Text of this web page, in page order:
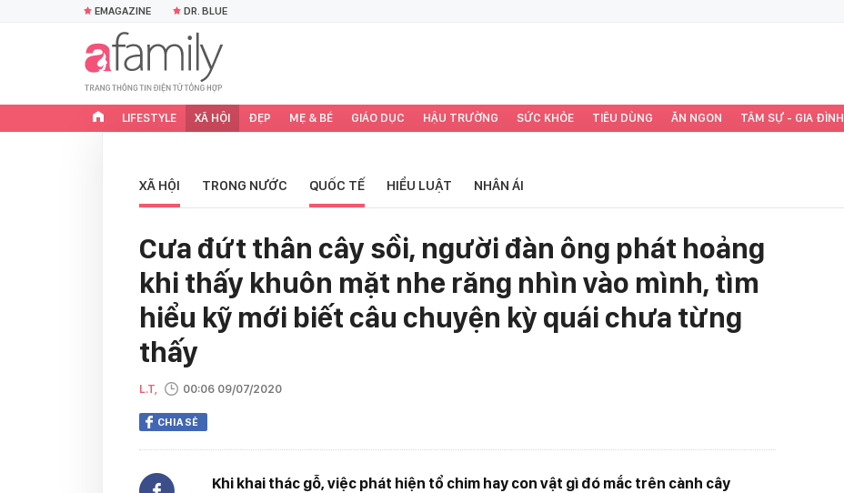
EMAGAZINE DR. BLUE
LIFESTYLE XÃ HỘI ĐẸP MẸ & BÉ GIÁO DỤC HẬU TRƯỜNG SỨC KHỎE TIÊU DÙNG ĂN NGON TÂM SỰ - GIA ĐÌNH
XÃ HỘI TRONG NƯỚC QUỐC TẾ HIỂU LUẬT NHÂN ÁI
Cưa đứt thân cây sồi, người đàn ông phát hoảng
khi thấy khuôn mặt nhe răng nhìn vào mình, tìm
hiểu kỹ mới biết câu chuyện kỳ quái chưa từng
thấy
L.T, 00:06 09/07/2020
CHIA SẺ
Khi khai thác gỗ, việc phát hiện tổ chim hay con vật gì đó mắc trên cành cây